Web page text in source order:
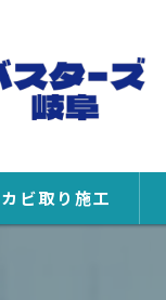
カビ取り施工